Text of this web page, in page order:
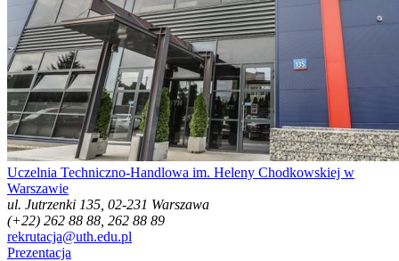
Uczelnia Techniczno-Handlowa im. Heleny Chodkowskiej w
Warszawie
ul. Jutrzenki 135, 02-231 Warszawa
(+22) 262 88 88, 262 88 89
rekrutacja@uth.edu.pl
Prezentacja